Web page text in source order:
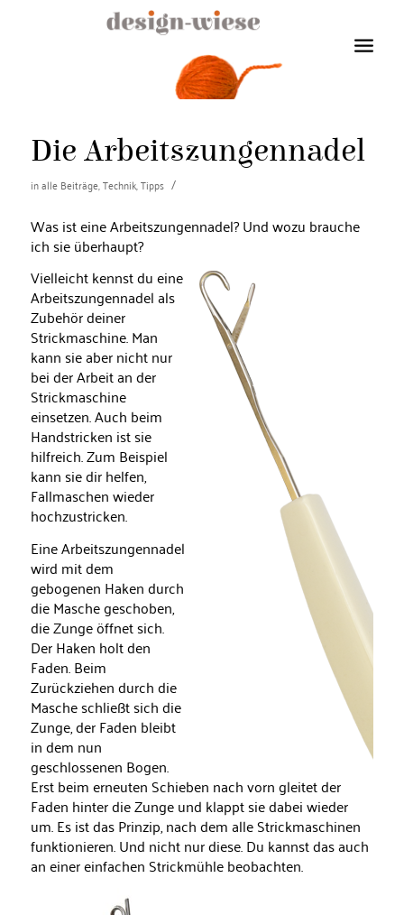
Die Arbeitszungennadel
inalle Beiträge,Technik,Tipps /
Was ist eine Arbeitszungennadel? Und wozu brauche
ich sie überhaupt?
Vielleicht kennst du eine
Arbeitszungennadel als
Zubehör deiner
Strickmaschine. Man
kann sie aber nicht nur
bei der Arbeit an der
Strickmaschine
einsetzen. Auch beim
Handstricken ist sie
hilfreich. Zum Beispiel
kann sie dir helfen,
Fallmaschen wieder
hochzustricken.
Eine Arbeitszungennadel
wird mit dem
gebogenen Haken durch
die Masche geschoben,
die Zunge öffnet sich.
Der Haken holt den
Faden. Beim
Zurückziehen durch die
Masche schließt sich die
Zunge, der Faden bleibt
in dem nun
geschlossenen Bogen.
Erst beim erneuten Schieben nach vorn gleitet der
Faden hinter die Zunge und klappt sie dabei wieder
um. Es ist das Prinzip, nach dem alle Strickmaschinen
funktionieren. Und nicht nur diese. Du kannst das auch
an einer einfachen Strickmühle beobachten.